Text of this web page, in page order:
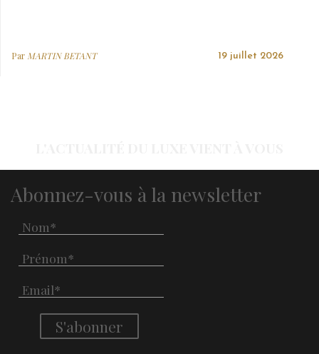
ParMARTIN BETANT 19 juillet 2026
Abonnez-vous à la newsletter